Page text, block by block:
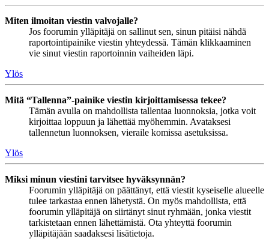
Miten ilmoitan viestin valvojalle?
Jos foorumin ylläpitäjä on sallinut sen, sinun pitäisi nähdä
raportointipainike viestin yhteydessä. Tämän klikkaaminen
vie sinut viestin raportoinnin vaiheiden läpi.
Ylös
Mitä “Tallenna”-painike viestin kirjoittamisessa tekee?
Tämän avulla on mahdollista tallentaa luonnoksia, jotka voit
kirjoittaa loppuun ja lähettää myöhemmin. Avataksesi
tallennetun luonnoksen, vieraile komissa asetuksissa.
Ylös
Miksi minun viestini tarvitsee hyväksynnän?
Foorumin ylläpitäjä on päättänyt, että viestit kyseiselle alueelle
tulee tarkastaa ennen lähetystä. On myös mahdollista, että
foorumin ylläpitäjä on siirtänyt sinut ryhmään, jonka viestit
tarkistetaan ennen lähettämistä. Ota yhteyttä foorumin
ylläpitäjään saadaksesi lisätietoja.